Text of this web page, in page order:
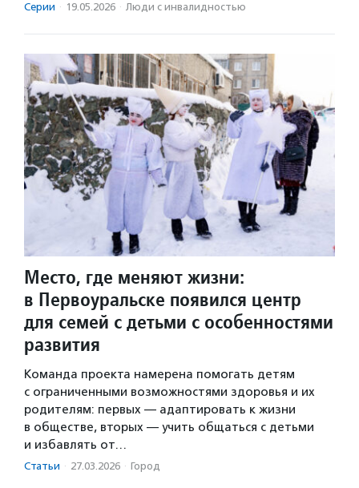
Серии · 19.05.2026 · Люди с инвалидностью
Место, где меняют жизни:
в Первоуральске появился центр
для семей с детьми с особенностями
развития
Команда проекта намерена помогать детям
с ограниченными возможностями здоровья и их
родителям: первых — адаптировать к жизни
в обществе, вторых — учить общаться с детьми
и избавлять от…
Статьи · 27.03.2026 · Город